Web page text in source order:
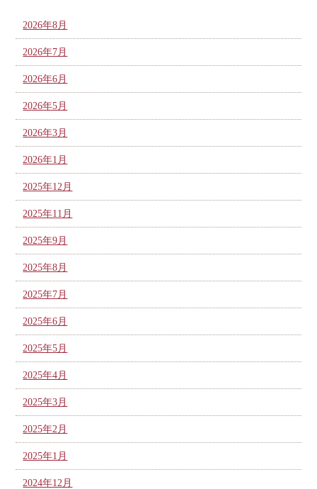
2026年8月
2026年7月
2026年6月
2026年5月
2026年3月
2026年1月
2025年12月
2025年11月
2025年9月
2025年8月
2025年7月
2025年6月
2025年5月
2025年4月
2025年3月
2025年2月
2025年1月
2024年12月